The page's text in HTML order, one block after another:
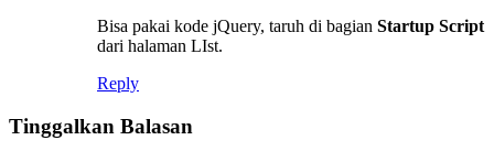
Bisa pakai kode jQuery, taruh di bagian Startup Script
dari halaman LIst.
Reply
Tinggalkan Balasan